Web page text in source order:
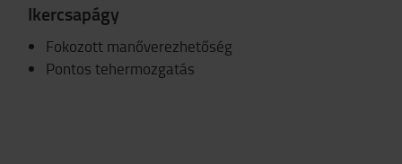
Ikercsapágy
Fokozott manőverezhetőség
Pontos tehermozgatás